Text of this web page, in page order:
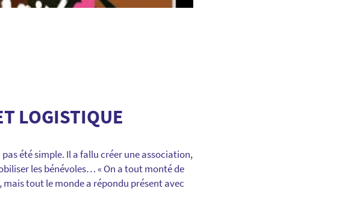
LOGISTIQUE
été simple. Il a fallu créer une association,
les bénévoles… « On a tout monté de
tout le monde a répondu présent avec